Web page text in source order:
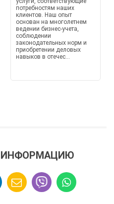
потребностям наших
клиентов. Наш опыт
основан на многолетнем
ведении бизнес-учета,
соблюдении
законодательных норм и
приобретении деловых
навыков в отечес...
ИНФОРМАЦИЮ